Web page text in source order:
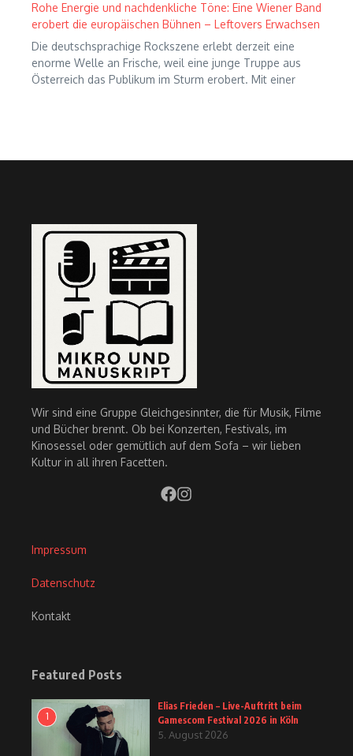
Rohe Energie und nachdenkliche Töne: Eine Wiener Band
erobert die europäischen Bühnen – Leftovers Erwachsen
Die deutschsprachige Rockszene erlebt derzeit eine
enorme Welle an Frische, weil eine junge Truppe aus
Österreich das Publikum im Sturm erobert. Mit einer
Wir sind eine Gruppe Gleichgesinnter, die für Musik, Filme
und Bücher brennt. Ob bei Konzerten, Festivals, im
Kinosessel oder gemütlich auf dem Sofa – wir lieben
Kultur in all ihren Facetten.
Impressum
Datenschutz
Kontakt
Featured Posts
1
Elias Frieden – Live-Auftritt beim
Gamescom Festival 2026 in Köln
5. August 2026